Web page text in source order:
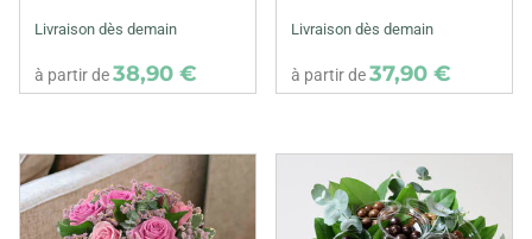
Livraison dès demain
à partir de38,90 €
Livraison dès demain
à partir de37,90 €